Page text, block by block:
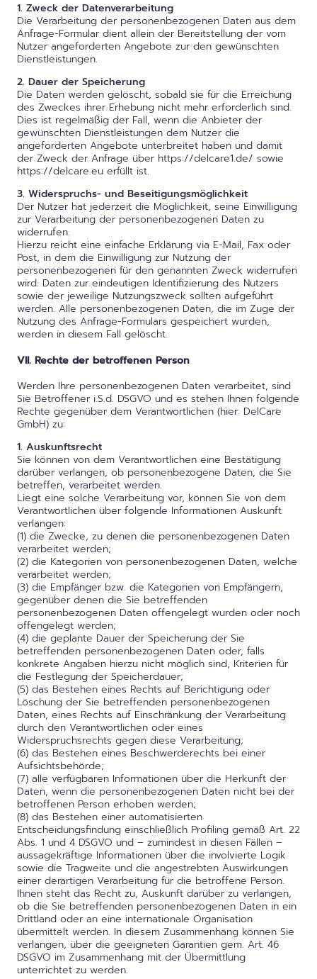
1. Zweck der Datenverarbeitung
Die Verarbeitung der personenbezogenen Daten aus dem
Anfrage-Formular dient allein der Bereitstellung der vom
Nutzer angeforderten Angebote zur den gewünschten
Dienstleistungen.
2. Dauer der Speicherung
Die Daten werden gelöscht, sobald sie für die Erreichung
des Zweckes ihrer Erhebung nicht mehr erforderlich sind.
Dies ist regelmäßig der Fall, wenn die Anbieter der
gewünschten Dienstleistungen dem Nutzer die
angeforderten Angebote unterbreitet haben und damit
der Zweck der Anfrage über https://delcare1.de/ sowie
https://delcare.eu erfüllt ist.
3. Widerspruchs- und Beseitigungsmöglichkeit
Der Nutzer hat jederzeit die Möglichkeit, seine Einwilligung
zur Verarbeitung der personenbezogenen Daten zu
widerrufen.
Hierzu reicht eine einfache Erklärung via E-Mail, Fax oder
Post, in dem die Einwilligung zur Nutzung der
personenbezogenen für den genannten Zweck widerrufen
wird. Daten zur eindeutigen Identifizierung des Nutzers
sowie der jeweilige Nutzungszweck sollten aufgeführt
werden. Alle personenbezogenen Daten, die im Zuge der
Nutzung des Anfrage-Formulars gespeichert wurden,
werden in diesem Fall gelöscht.
VII. Rechte der betroffenen Person
Werden Ihre personenbezogenen Daten verarbeitet, sind
Sie Betroffener i.S.d. DSGVO und es stehen Ihnen folgende
Rechte gegenüber dem Verantwortlichen (hier: DelCare
GmbH) zu:
1. Auskunftsrecht
Sie können von dem Verantwortlichen eine Bestätigung
darüber verlangen, ob personenbezogene Daten, die Sie
betreffen, verarbeitet werden.
Liegt eine solche Verarbeitung vor, können Sie von dem
Verantwortlichen über folgende Informationen Auskunft
verlangen:
(1) die Zwecke, zu denen die personenbezogenen Daten
verarbeitet werden;
(2) die Kategorien von personenbezogenen Daten, welche
verarbeitet werden;
(3) die Empfänger bzw. die Kategorien von Empfängern,
gegenüber denen die Sie betreffenden
personenbezogenen Daten offengelegt wurden oder noch
offengelegt werden;
(4) die geplante Dauer der Speicherung der Sie
betreffenden personenbezogenen Daten oder, falls
konkrete Angaben hierzu nicht möglich sind, Kriterien für
die Festlegung der Speicherdauer;
(5) das Bestehen eines Rechts auf Berichtigung oder
Löschung der Sie betreffenden personenbezogenen
Daten, eines Rechts auf Einschränkung der Verarbeitung
durch den Verantwortlichen oder eines
Widerspruchsrechts gegen diese Verarbeitung;
(6) das Bestehen eines Beschwerderechts bei einer
Aufsichtsbehörde;
(7) alle verfügbaren Informationen über die Herkunft der
Daten, wenn die personenbezogenen Daten nicht bei der
betroffenen Person erhoben werden;
(8) das Bestehen einer automatisierten
Entscheidungsfindung einschließlich Profiling gemäß Art. 22
Abs. 1 und 4 DSGVO und – zumindest in diesen Fällen –
aussagekräftige Informationen über die involvierte Logik
sowie die Tragweite und die angestrebten Auswirkungen
einer derartigen Verarbeitung für die betroffene Person.
Ihnen steht das Recht zu, Auskunft darüber zu verlangen,
ob die Sie betreffenden personenbezogenen Daten in ein
Drittland oder an eine internationale Organisation
übermittelt werden. In diesem Zusammenhang können Sie
verlangen, über die geeigneten Garantien gem. Art. 46
DSGVO im Zusammenhang mit der Übermittlung
unterrichtet zu werden.